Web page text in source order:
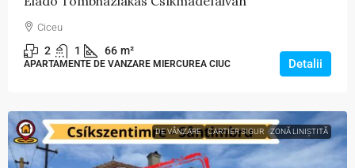
Ciceu
2 1 66 m²
APARTAMENTE DE VANZARE MIERCUREA CIUC Detalii
DE VÂNZARE CARTIER SIGUR ZONĂ LINIȘTITĂ